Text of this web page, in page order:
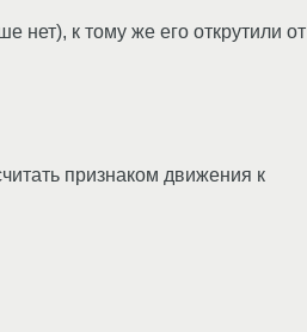
нет), к тому же его открутили от
признаком движения к